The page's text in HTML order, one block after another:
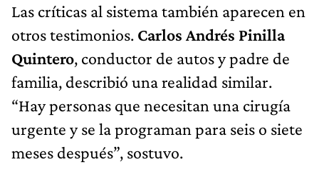
Las críticas al sistema también aparecen en
otros testimonios. Carlos Andrés Pinilla
Quintero, conductor de autos y padre de
familia, describió una realidad similar.
“Hay personas que necesitan una cirugía
urgente y se la programan para seis o siete
meses después”, sostuvo.